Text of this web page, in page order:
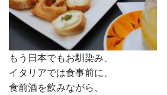
もう日本でもお馴染み、
イタリアでは食事前に、
食前酒を飲みながら、